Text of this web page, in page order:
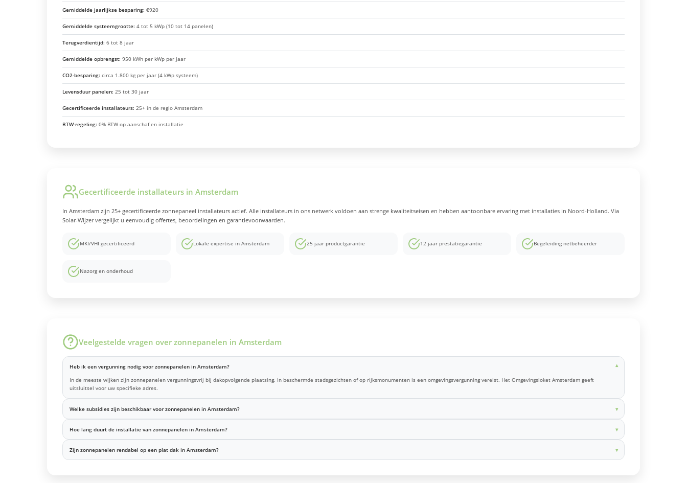
Gemiddelde jaarlijkse besparing: €920
Gemiddelde systeemgrootte: 4 tot 5 kWp (10 tot 14 panelen)
Terugverdientijd: 6 tot 8 jaar
Gemiddelde opbrengst: 950 kWh per kWp per jaar
CO2-besparing: circa 1.800 kg per jaar (4 kWp systeem)
Levensduur panelen: 25 tot 30 jaar
Gecertificeerde installateurs: 25+ in de regio Amsterdam
BTW-regeling: 0% BTW op aanschaf en installatie
Gecertificeerde installateurs in Amsterdam
In Amsterdam zijn 25+ gecertificeerde zonnepaneel installateurs actief. Alle installateurs in ons netwerk voldoen aan strenge kwaliteitseisen en hebben aantoonbare ervaring met installaties in Noord-Holland. Via
Solar-Wijzer vergelijkt u eenvoudig offertes, beoordelingen en garantievoorwaarden.
MKI/VHI gecertificeerd Lokale expertise in Amsterdam 25 jaar productgarantie 12 jaar prestatiegarantie Begeleiding netbeheerder
Nazorg en onderhoud
Veelgestelde vragen over zonnepanelen in Amsterdam
Heb ik een vergunning nodig voor zonnepanelen in Amsterdam?
In de meeste wijken zijn zonnepanelen vergunningsvrij bij dakopvolgende plaatsing. In beschermde stadsgezichten of op rijksmonumenten is een omgevingsvergunning vereist. Het Omgevingsloket Amsterdam geeft
uitsluitsel voor uw specifieke adres.
Welke subsidies zijn beschikbaar voor zonnepanelen in Amsterdam?
Hoe lang duurt de installatie van zonnepanelen in Amsterdam?
Zijn zonnepanelen rendabel op een plat dak in Amsterdam?